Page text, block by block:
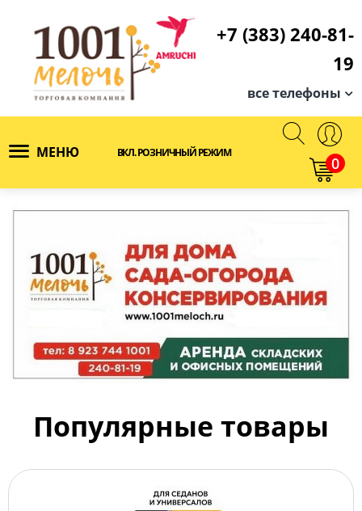
+7 (383) 240-81-
19
все телефоны
МЕНЮ ВКЛ. РОЗНИЧНЫЙ РЕЖИМ
0
Популярные товары